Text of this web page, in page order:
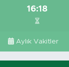
16:18
Aylık Vakitler